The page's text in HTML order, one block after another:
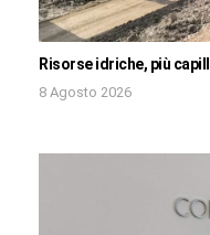
Risorse idriche, più
8 Agosto 2026